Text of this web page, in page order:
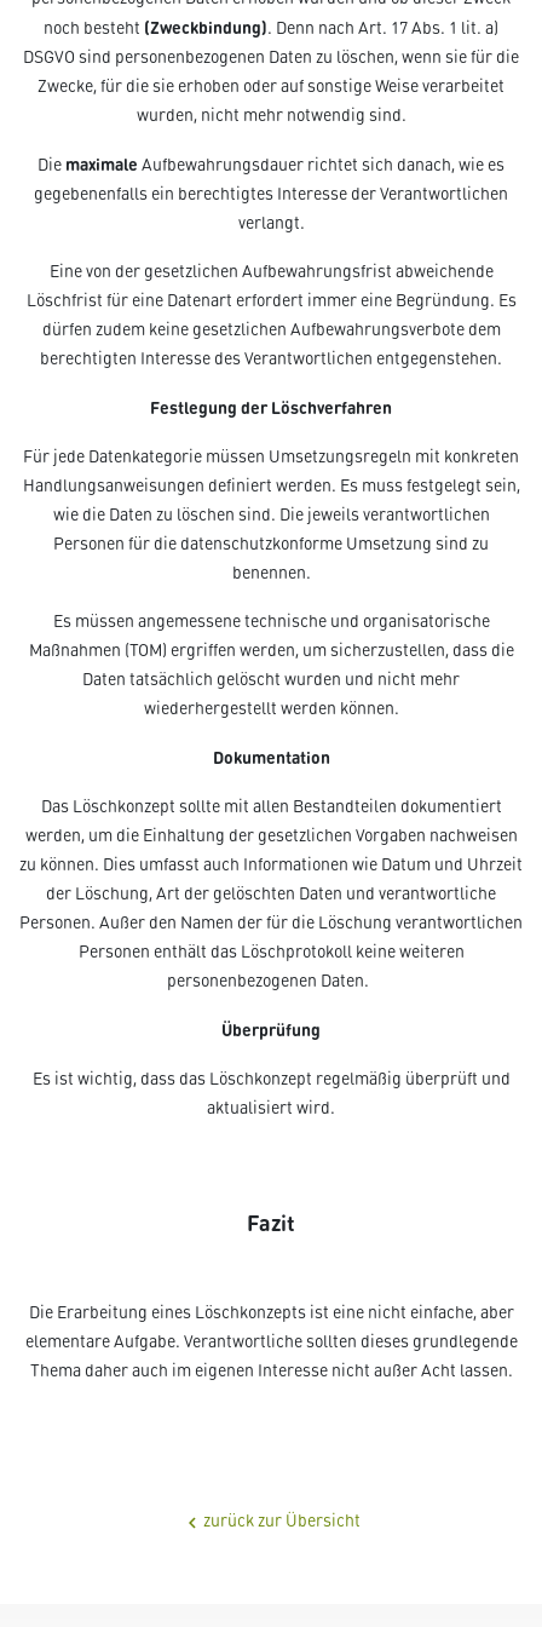
noch besteht (Zweckbindung). Denn nach Art. 17 Abs. 1 lit. a)
DSGVO sind personenbezogenen Daten zu löschen, wenn sie für die
Zwecke, für die sie erhoben oder auf sonstige Weise verarbeitet
wurden, nicht mehr notwendig sind.
Die maximale Aufbewahrungsdauer richtet sich danach, wie es
gegebenenfalls ein berechtigtes Interesse der Verantwortlichen
verlangt.
Eine von der gesetzlichen Aufbewahrungsfrist abweichende
Löschfrist für eine Datenart erfordert immer eine Begründung. Es
dürfen zudem keine gesetzlichen Aufbewahrungsverbote dem
berechtigten Interesse des Verantwortlichen entgegenstehen.
Festlegung der Löschverfahren
Für jede Datenkategorie müssen Umsetzungsregeln mit konkreten
Handlungsanweisungen definiert werden. Es muss festgelegt sein,
wie die Daten zu löschen sind. Die jeweils verantwortlichen
Personen für die datenschutzkonforme Umsetzung sind zu
benennen.
Es müssen angemessene technische und organisatorische
Maßnahmen (TOM) ergriffen werden, um sicherzustellen, dass die
Daten tatsächlich gelöscht wurden und nicht mehr
wiederhergestellt werden können.
Dokumentation
Das Löschkonzept sollte mit allen Bestandteilen dokumentiert
werden, um die Einhaltung der gesetzlichen Vorgaben nachweisen
zu können. Dies umfasst auch Informationen wie Datum und Uhrzeit
der Löschung, Art der gelöschten Daten und verantwortliche
Personen. Außer den Namen der für die Löschung verantwortlichen
Personen enthält das Löschprotokoll keine weiteren
personenbezogenen Daten.
Überprüfung
Es ist wichtig, dass das Löschkonzept regelmäßig überprüft und
aktualisiert wird.
Fazit
Die Erarbeitung eines Löschkonzepts ist eine nicht einfache, aber
elementare Aufgabe. Verantwortliche sollten dieses grundlegende
Thema daher auch im eigenen Interesse nicht außer Acht lassen.
chevron_left zurück zur Übersicht